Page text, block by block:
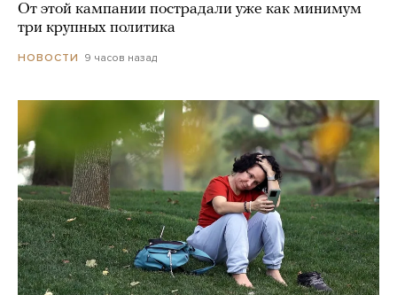
От этой кампании пострадали уже как минимум
три крупных политика
НОВОСТИ 9 часов назад